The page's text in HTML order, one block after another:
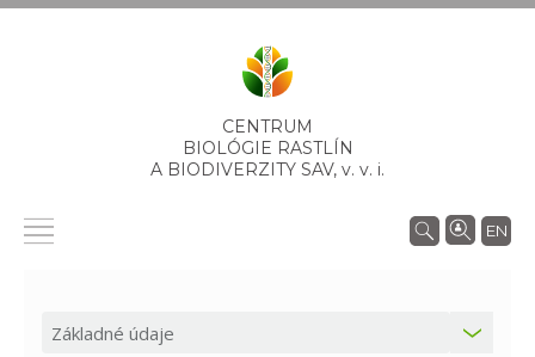
CENTRUM
BIOLÓGIE RASTLÍN
A BIODIVERZITY SAV, v. v. i.
EN